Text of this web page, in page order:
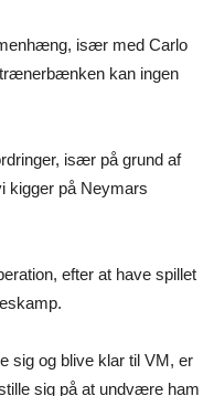
især med Carlo
kan ingen
især på grund af
kigger på Neymars
efter at have spillet
sig og blive klar til VM, er
sig på at undvære ham